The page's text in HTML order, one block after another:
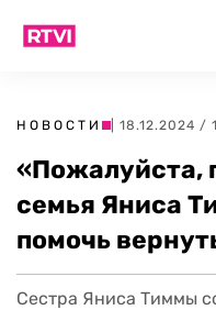
НОВОСТИ | 18.12.2024 /
«Пожалуйста,
семья Яниса
помочь
Сестра Яниса Тиммы